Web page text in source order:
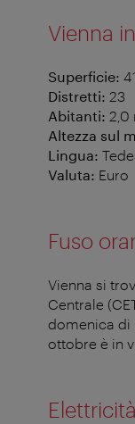
Vienna
Superficie:
Distretti: 23
Abitanti: 2,0
Altezza sul
Lingua:
Valuta: Euro
Fuso
Vienna si
Centrale
domenica di
ottobre è in
Elettricità